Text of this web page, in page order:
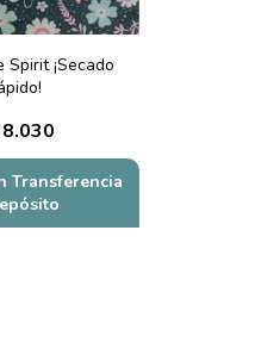
Spirit ¡Secado
Transferencia